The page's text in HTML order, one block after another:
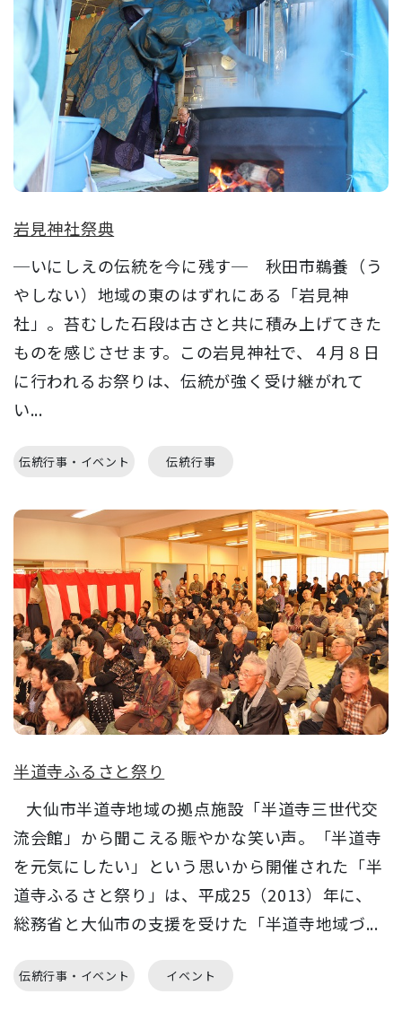
岩見神社祭典
─いにしえの伝統を今に残す─ 秋田市鵜養（う
やしない）地域の東のはずれにある「岩見神
社」。苔むした石段は古さと共に積み上げてきた
ものを感じさせます。この岩見神社で、４月８日
に行われるお祭りは、伝統が強く受け継がれて
い...
伝統行事・イベント 伝統行事
半道寺ふるさと祭り
大仙市半道寺地域の拠点施設「半道寺三世代交
流会館」から聞こえる賑やかな笑い声。「半道寺
を元気にしたい」という思いから開催された「半
道寺ふるさと祭り」は、平成25（2013）年に、
総務省と大仙市の支援を受けた「半道寺地域づ...
伝統行事・イベント イベント